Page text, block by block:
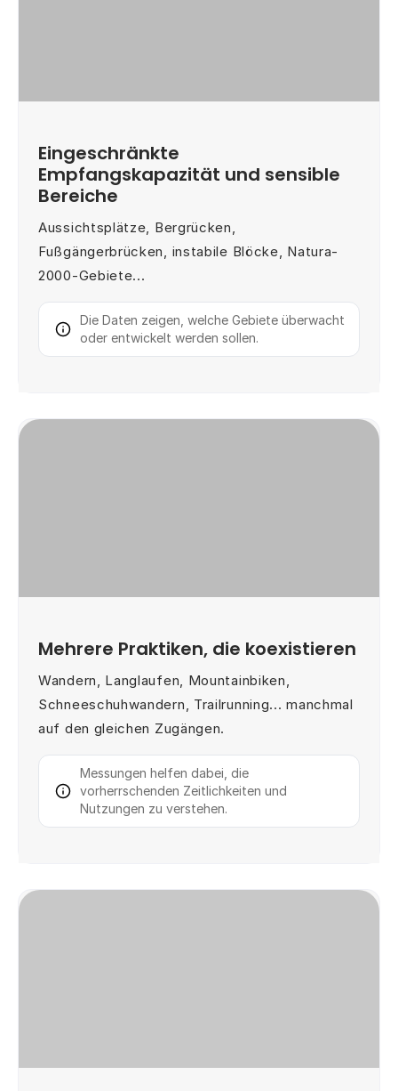
Eingeschränkte
Empfangskapazität und sensible
Bereiche
Aussichtsplätze, Bergrücken,
Fußgängerbrücken, instabile Blöcke, Natura-
2000-Gebiete...
Die Daten zeigen, welche Gebiete überwacht
oder entwickelt werden sollen.
Mehrere Praktiken, die koexistieren
Wandern, Langlaufen, Mountainbiken,
Schneeschuhwandern, Trailrunning... manchmal
auf den gleichen Zugängen.
Messungen helfen dabei, die
vorherrschenden Zeitlichkeiten und
Nutzungen zu verstehen.